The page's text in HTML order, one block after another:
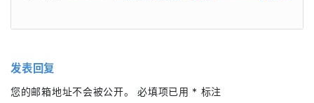
发表回复
您的邮箱地址不会被公开。 必填项已用 * 标注